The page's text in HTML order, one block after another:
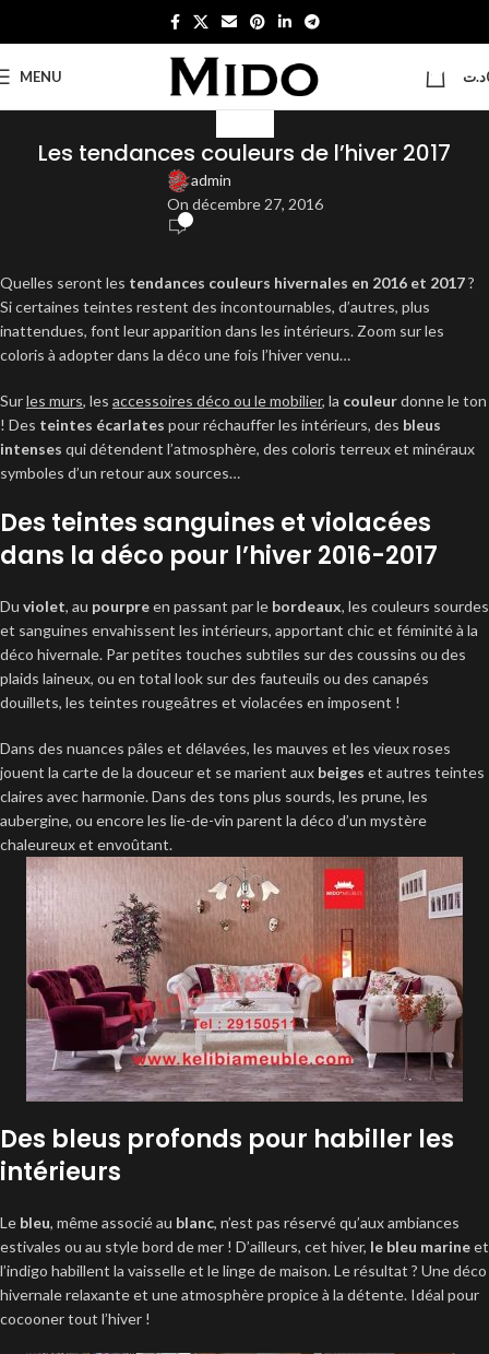
MENU د.ت
Les tendances couleurs de l’hiver 2017
admin
On décembre 27, 2016
Quelles seront les tendances couleurs hivernales en 2016 et 2017?
Si certaines teintes restent des incontournables, d’autres, plus
inattendues, font leur apparition dans les intérieurs. Zoom sur les
coloris à adopter dans la déco une fois l’hiver venu…
Surles murs, les accessoires déco ou le mobilier, la couleurdonne le ton
! Des teintes écarlates pour réchauffer les intérieurs, des bleus
intenses qui détendent l’atmosphère, des coloris terreux et minéraux
symboles d’un retour aux sources…
Des teintes sanguines et violacées
dans la déco pour l’hiver 2016-2017
Du violet, au pourpreen passant par le bordeaux, les couleurs sourdes
et sanguines envahissent les intérieurs, apportant chic et féminité à la
déco hivernale. Par petites touches subtiles sur des coussins ou des
plaids laineux, ou en total look sur des fauteuils ou des canapés
douillets, les teintes rougeâtres et violacées en imposent !
Dans des nuances pâles et délavées, les mauves et les vieux roses
jouent la carte de la douceur et se marient aux beiges et autres teintes
claires avec harmonie. Dans des tons plus sourds, les prune, les
aubergine, ou encore les lie-de-vin parent la déco d’un mystère
chaleureux et envoûtant.
Des bleus profonds pour habiller les
intérieurs
Le bleu, même associé au blanc, n’est pas réservé qu’aux ambiances
estivales ou au style bord de mer ! D’ailleurs, cet hiver, le bleu marineet
l’indigo habillent la vaisselle et le linge de maison. Le résultat ? Une déco
hivernale relaxante et une atmosphère propice à la détente. Idéal pour
cocooner tout l’hiver !